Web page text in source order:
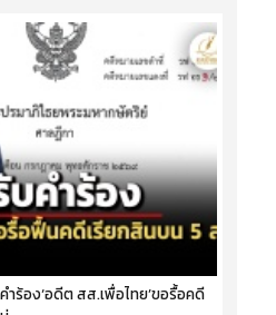
ำร้อง‘อดีต สส.เพื่อไทย’ขอรื้อคดี